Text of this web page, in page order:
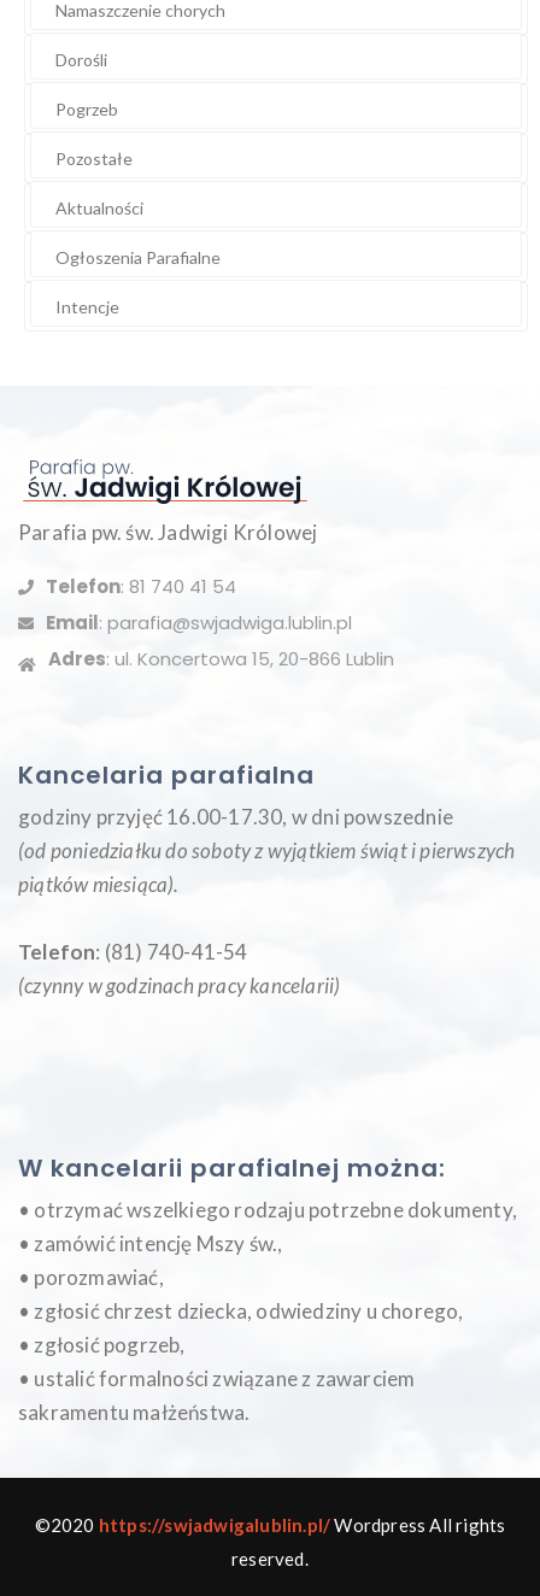
Namaszczenie chorych
Dorośli
Pogrzeb
Pozostałe
Aktualności
Ogłoszenia Parafialne
Intencje
Parafia pw. św. Jadwigi Królowej
Telefon: 81 740 41 54
Email: parafia@swjadwiga.lublin.pl
Adres: ul. Koncertowa 15, 20-866 Lublin
Kancelaria parafialna
godziny przyjęć 16.00-17.30, w dni powszednie
(od poniedziałku do soboty z wyjątkiem świąt i pierwszych
piątków miesiąca).
Telefon: (81) 740-41-54
(czynny w godzinach pracy kancelarii)
W kancelarii parafialnej można:
• otrzymać wszelkiego rodzaju potrzebne dokumenty,
• zamówić intencję Mszy św.,
• porozmawiać,
• zgłosić chrzest dziecka, odwiedziny u chorego,
• zgłosić pogrzeb,
• ustalić formalności związane z zawarciem
sakramentu małżeństwa.
©2020 https://swjadwigalublin.pl/Wordpress All rights
reserved.